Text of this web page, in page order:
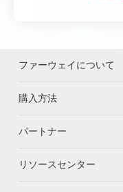
ファーウェイについて
購入方法
パートナー
リソースセンター